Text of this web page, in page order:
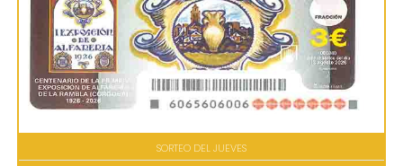
SORTEO DEL JUEVES